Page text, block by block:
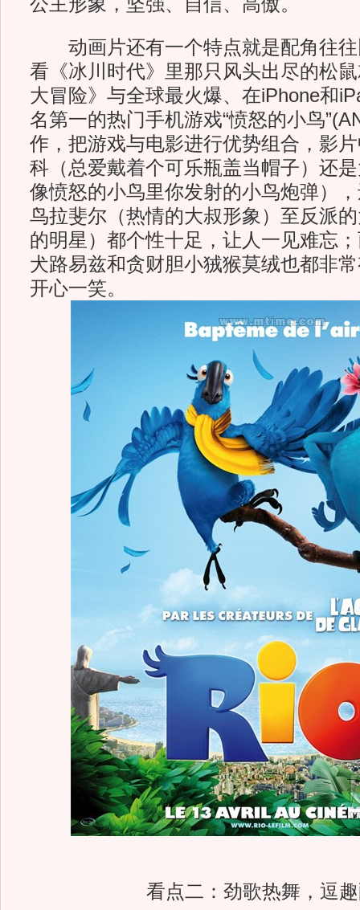
动画片还有一个特点就是配角往往
看《冰川时代》里那只风头出尽的松
大冒险》与全球最火爆、在iPhone和
名第一的热门手机游戏“愤怒的小鸟
作，把游戏与电影进行优势组合，影
科（总爱戴着个可乐瓶盖当帽子）还
像愤怒的小鸟里你发射的小鸟炮弹）
鸟拉斐尔（热情的大叔形象）至反派
的明星）都个性十足，让人一见难忘
犬路易兹和贪财胆小狨猴莫绒也都非
开心一笑。
看点二：劲歌热舞，逗